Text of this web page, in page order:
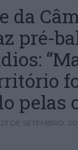
da
pré-
pelas
23 DE SETEMBRO,